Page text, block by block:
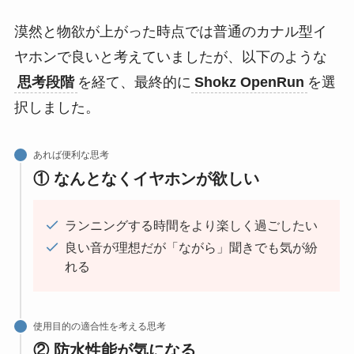
漠然と物欲が上がった時点では普通のカナル型イ
ヤホンで良いと考えていましたが、以下のような
思考段階 を経て、最終的に Shokz OpenRun を選
択しました。
あれば便利な思考
① なんとなくイヤホンが欲しい
ランニングする時間をより楽しく過ごしたい
良い音が理想だが「ながら」聞きでも気が紛
れる
使用目的の適合性を考える思考
② 防水性能が気になる